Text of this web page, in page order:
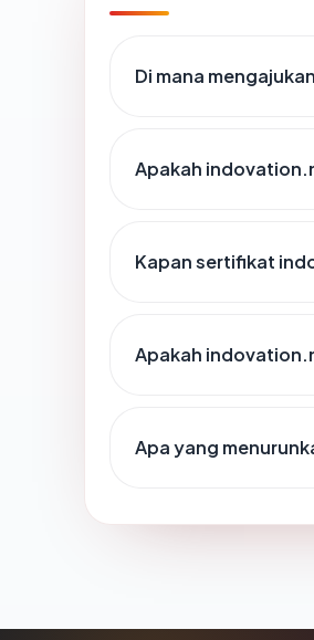
Di mana
Apakah
Kapan sertifikat
Apakah
Apa yang